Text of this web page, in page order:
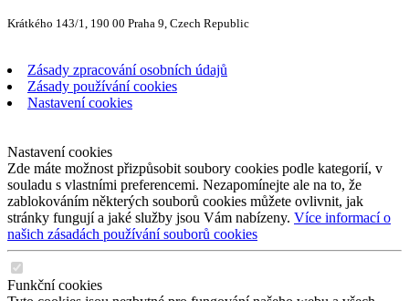
Krátkého 143/1, 190 00 Praha 9, Czech Republic
Zásady zpracování osobních údajů
Zásady používání cookies
Nastavení cookies
Nastavení cookies
Zde máte možnost přizpůsobit soubory cookies podle kategorií, v
souladu s vlastními preferencemi. Nezapomínejte ale na to, že
zablokováním některých souborů cookies můžete ovlivnit, jak
stránky fungují a jaké služby jsou Vám nabízeny. Více informací o
našich zásadách používání souborů cookies
Funkční cookies